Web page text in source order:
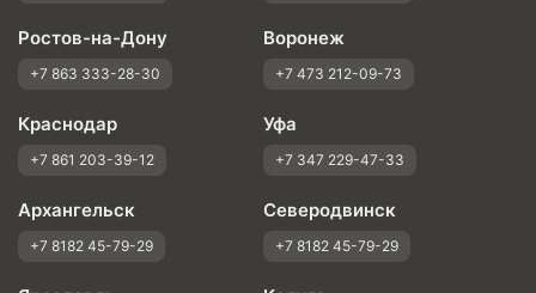
Ростов-на-Дону
+7 863 333-28-30
Воронеж
+7 473 212-09-73
Краснодар
+7 861 203-39-12
Уфа
+7 347 229-47-33
Архангельск
+7 8182 45-79-29
Северодвинск
+7 8182 45-79-29